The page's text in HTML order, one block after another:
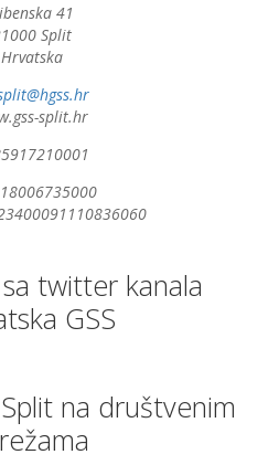
41
Split
Hrvatska
split.hr
twitter kanala
GSS
na društvenim